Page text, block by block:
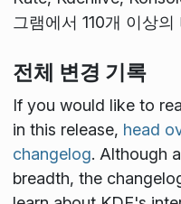
그램에서 110개 이상
전체 변경 기록
If you would like to
in this release, head
changelog. Although
breadth, the